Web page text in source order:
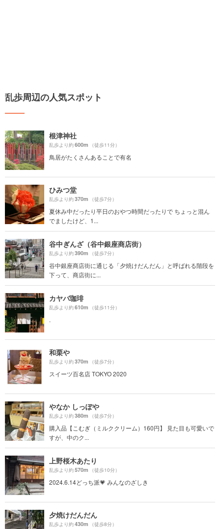
乱歩周辺の人気スポット
根津神社
乱歩より約600m （徒歩11分）
鳥居がたくさんあることで有名
ひみつ堂
乱歩より約370m （徒歩7分）
夏休み中だったり平日のおやつ時間だったりで ちょっと混ん
でましたけど、1...
谷中ぎんざ（谷中銀座商店街）
乱歩より約390m （徒歩7分）
谷中銀座商店街に通じる「夕焼けだんだん」と呼ばれる階段を
下って、商店街に...
カヤバ珈琲
乱歩より約610m （徒歩11分）
.
和栗や
乱歩より約370m （徒歩7分）
スイーツ百名店 TOKYO 2020
やなか しっぽや
乱歩より約380m （徒歩7分）
購入品【こむぎ（ミルククリーム）160円】 見た目も可愛いで
すが、中のク...
上野桜木あたり
乱歩より約570m （徒歩10分）
2024.6.14どっち派💗 みんなのざしき
夕焼けだんだん
乱歩より約430m （徒歩8分）